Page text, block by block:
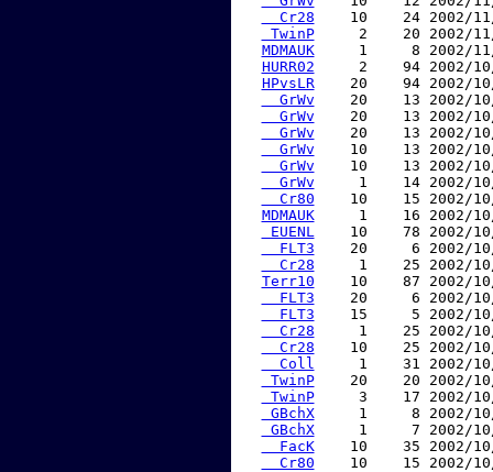
  Cr28
10    24 2002/
TwinP
2    20 2002/
MDMAUK
1     8 2002/
HURR02
2    94 2002/
HPvsLR
20    94 2002/
  GrWv
20    13 2002/
  GrWv
20    13 2002/
  GrWv
20    13 2002/
  GrWv
10    13 2002/
  GrWv
10    13 2002/
  GrWv
1    14 2002/
  Cr80
10    15 2002/
MDMAUK
1    16 2002/
EUENL
10    78 2002/
  FLT3
20     6 2002/
  Cr28
1    25 2002/
Terr10
10    87 2002/
  FLT3
20     6 2002/
  FLT3
15     5 2002/
  Cr28
1    25 2002/
  Cr28
10    25 2002/
  Coll
1    31 2002/
TwinP
20    20 2002/
TwinP
3    17 2002/
GBchX
1     8 2002/
GBchX
1     7 2002/
  FacK
10    35 2002/
  Cr80
10    15 2002/